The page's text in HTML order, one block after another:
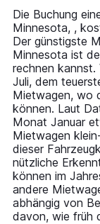
14
categories.
The
chart
has
1
Y
axis
displaying
values.
Range:
0
to
120.
Die Buchung
Minnesota, ,
Der günstigste
Minnesota ist
rechnen kannst.
Juli, dem
Mietwagen, wo
können. Laut
Monat Januar
Mietwagen
dieser
nützliche
können im
andere
abhängig von
davon, wie früh